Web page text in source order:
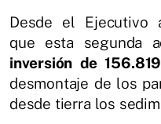
Desde el Ejecutivo
que esta segunda
inversión de
desmontaje de los
desde tierra los